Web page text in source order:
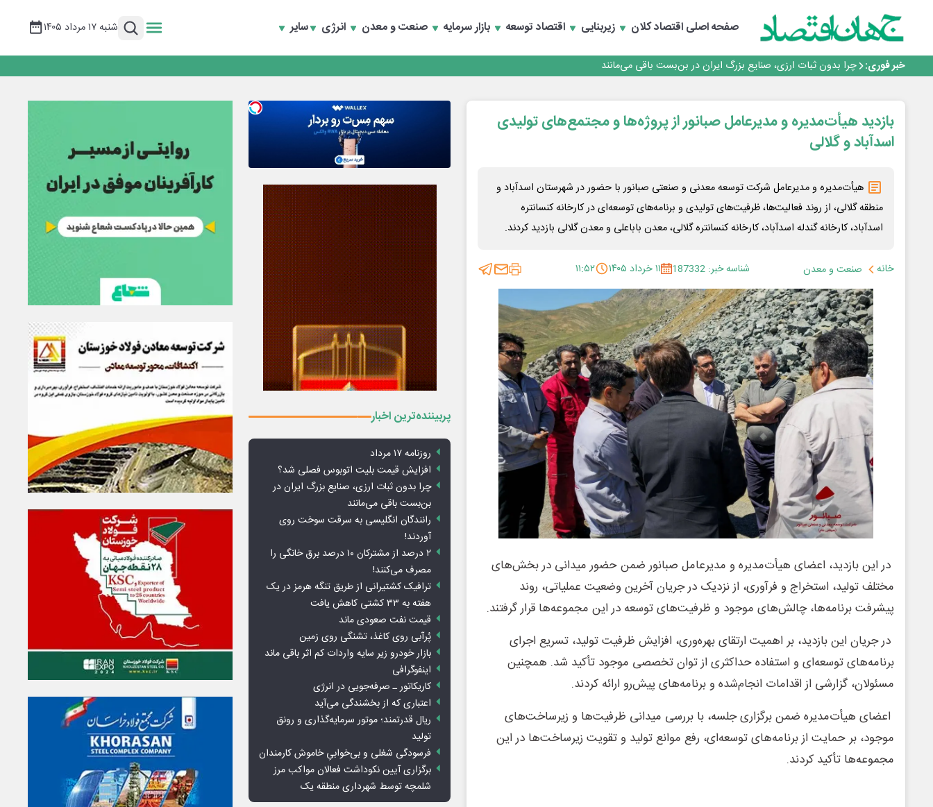
صفحه اصلیاقتصاد کلان زیربنایی اقتصاد توسعه بازار سرمایه صنعت و معدن انرژی سایر شنبه ۱۷ مرداد ۱۴۰۵
خبر فوری:
۲ درصد از مشترکان ۱۰ درصد برق خانگی را مصرف می‌کنند!
روزنامه ۱۷ مرداد
چرا بدون ثبات ارزی، صنایع بزرگ ایران در بن‌بست باقی می‌مانند
رانندگان انگلیسی به سرقت سوخت روی آوردند!
۲ درصد از مشترکان ۱۰ درصد برق خانگی را مصرف می‌کنند!
روزنامه ۱۷ مرداد
افزایش قیمت بلیت اتوبوس فصلی شد؟
بازدید هیأت‌مدیره و مدیرعامل صبانور از پروژه‌ها و مجتمع‌های تولیدی
اسدآباد و گلالی
هیأت‌مدیره و مدیرعامل شرکت توسعه معدنی و صنعتی صبانور با حضور در شهرستان اسدآباد و
منطقه گلالی، از روند فعالیت‌ها، ظرفیت‌های تولیدی و برنامه‌های توسعه‌ای در کارخانه کنسانتره
اسدآباد، کارخانه گندله اسدآباد، کارخانه کنسانتره گلالی، معدن باباعلی و معدن گلالی بازدید کردند.
خانه صنعت و معدن شناسه خبر: 187332 ۱۱ خرداد ۱۴۰۵ ۱۱:۵۲
در این بازدید، اعضای هیأت‌مدیره و مدیرعامل صبانور ضمن حضور میدانی در بخش‌های
مختلف تولید، استخراج و فرآوری، از نزدیک در جریان آخرین وضعیت عملیاتی، روند
پیشرفت برنامه‌ها، چالش‌های موجود و ظرفیت‌های توسعه در این مجموعه‌ها قرار گرفتند.
در جریان این بازدید، بر اهمیت ارتقای بهره‌وری، افزایش ظرفیت تولید، تسریع اجرای
برنامه‌های توسعه‌ای و استفاده حداکثری از توان تخصصی موجود تأکید شد. همچنین
مسئولان، گزارشی از اقدامات انجام‌شده و برنامه‌های پیش‌رو ارائه کردند.
اعضای هیأت‌مدیره ضمن برگزاری جلسه، با بررسی میدانی ظرفیت‌ها و زیرساخت‌های
موجود، بر حمایت از برنامه‌های توسعه‌ای، رفع موانع تولید و تقویت زیرساخت‌ها در این
مجموعه‌ها تأکید کردند.
پربیننده‌ترین اخبار
روزنامه ۱۷ مرداد
افزایش قیمت بلیت اتوبوس فصلی شد؟
چرا بدون ثبات ارزی، صنایع بزرگ ایران در
بن‌بست باقی می‌مانند
رانندگان انگلیسی به سرقت سوخت روی
آوردند!
۲ درصد از مشترکان ۱۰ درصد برق خانگی را
مصرف می‌کنند!
ترافیک کشتیرانی از طریق تنگه هرمز در یک
هفته به ۳۳ کشتی کاهش یافت
قیمت نفت صعودی ماند
پُرآبی روی کاغذ، تشنگی روی زمین
بازار خودرو زیر سایه واردات کم اثر باقی ماند
اینفوگرافی
کاریکاتور ـ صرفه‌جویی در انرژی
اعتباری که از بخشندگی می‌آید
ریال قدرتمند؛ موتور سرمایه‌گذاری و رونق
تولید
فرسودگی شغلی و بی‌خوابیِ خاموش کارمندان
برگزاری آیین نکوداشت فعالان مواکب مرز
شلمچه توسط شهرداری منطقه یک